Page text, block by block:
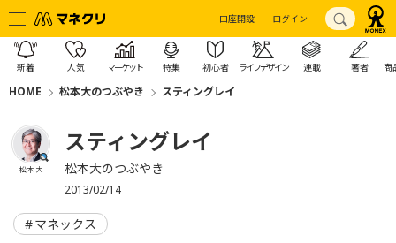
口座開設 ログイン
新着 人気 マーケット 特集 初心者 ライフデザイン 連載 著者 商
HOME 松本大のつぶやき スティングレイ
松本 大
スティングレイ
松本大のつぶやき
2013/02/14
マネックス